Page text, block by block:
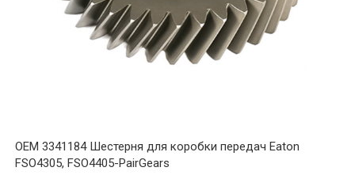
OEM 3341184 Шестерня для коробки передач Eaton
FSO4305, FSO4405-PairGears